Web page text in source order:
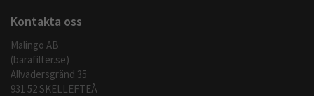
Kontakta oss
Malingo AB
(barafilter.se)
Allvädersgränd 35
931 52 SKELLEFTEÅ